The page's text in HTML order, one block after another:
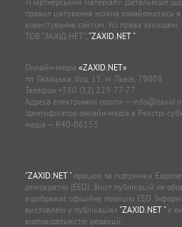
правил цитування можна ознайомитись в
користування сайтом. Усі права
ТОВ “ЗАХІД.НЕТ”, "ZAXID.NET ".
Онлайн-медіа «ZAXID.NET»
пл. Галицька, буд. 15, м. Львів, 79008
Телефон +380 (32) 229-77-77
Адреса електронної пошти —
Ідентифікатор онлайн-медіа в Реєстрі
медіа — R40-06155
"ZAXID.NET "працює за підтримки
демократію (EED). Зміст публікацій не
відображає офіційну позицію EED.
висловлені у публікаціях "ZAXID.NET "є
відповідальністю редакції.